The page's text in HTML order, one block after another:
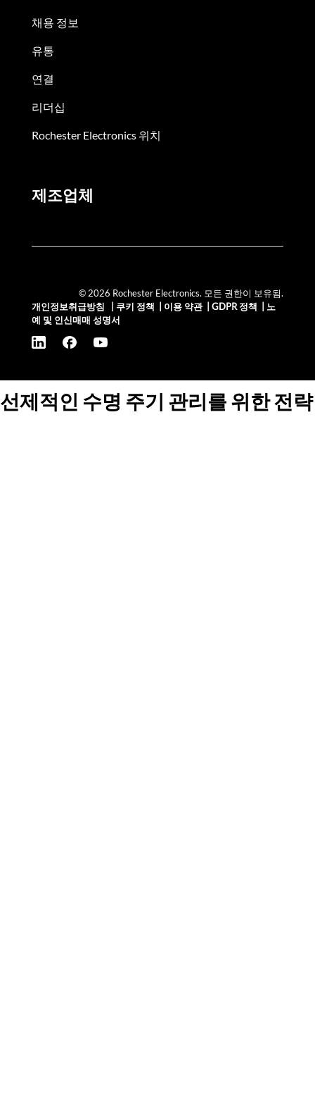
채용 정보
유통
연결
리더십
Rochester Electronics 위치
제조업체
© 2026 Rochester Electronics. 모든 권한이 보유됨.
개인정보취급방침
쿠키 정책 이용 약관| GDPR 정책
노
예 및 인신매매 성명서
선제적인 수명 주기 관리를 위한 전략